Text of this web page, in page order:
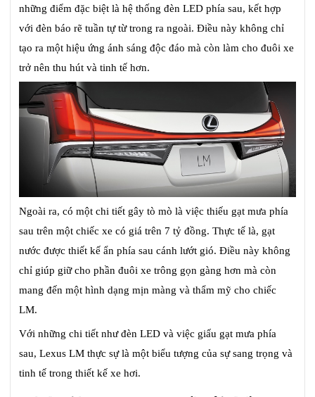
những điểm đặc biệt là hệ thống đèn LED phía sau, kết hợp
với đèn báo rẽ tuần tự từ trong ra ngoài. Điều này không chỉ
tạo ra một hiệu ứng ánh sáng độc đáo mà còn làm cho đuôi xe
trở nên thu hút và tinh tế hơn.
Ngoài ra, có một chi tiết gây tò mò là việc thiếu gạt mưa phía
sau trên một chiếc xe có giá trên 7 tỷ đồng. Thực tế là, gạt
nước được thiết kế ẩn phía sau cánh lướt gió. Điều này không
chỉ giúp giữ cho phần đuôi xe trông gọn gàng hơn mà còn
mang đến một hình dạng mịn màng và thẩm mỹ cho chiếc
LM.
Với những chi tiết như đèn LED và việc giấu gạt mưa phía
sau, Lexus LM thực sự là một biểu tượng của sự sang trọng và
tinh tế trong thiết kế xe hơi.